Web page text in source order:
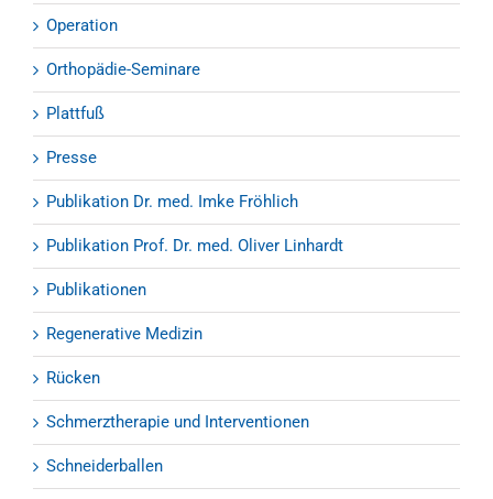
Operation
Orthopädie-Seminare
Plattfuß
Presse
Publikation Dr. med. Imke Fröhlich
Publikation Prof. Dr. med. Oliver Linhardt
Publikationen
Regenerative Medizin
Rücken
Schmerztherapie und Interventionen
Schneiderballen